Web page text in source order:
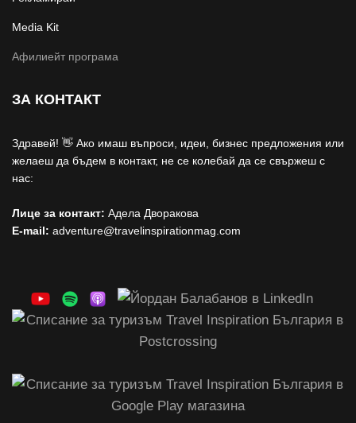
Media Kit
Афилиейт програма
ЗА КОНТАКТ
Здравей! 👋 Ако имаш въпроси, идеи, бизнес предложения или
желаеш да бъдем в контакт, не се колебай да се свържеш с
нас:
Лице за контакт: Адела Дворакова
E-mail: adventure@travelinspirationmag.com